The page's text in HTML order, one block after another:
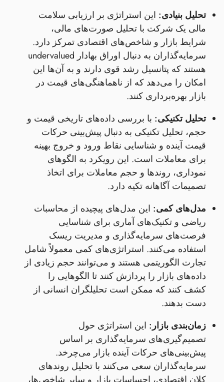
تحلیل بنیادی: این استراتژی بر ارزیابی سلامت
مالی یک شرکت با تحلیل صورت‌های مالی،
شرایط بازار و شاخص‌های اقتصادی تمرکز دارد.
سرمایه‌گذاران به دنبال اوراق بهادار undervalued
هستند که پتانسیل رشد قوی دارند و به آن‌ها این
امکان را می‌دهد که از ناهماهنگی‌های قیمت در
بازار بهره‌برداری کنند.
تحلیل تکنیکی: با بررسی داده‌های تاریخی قیمت و
حجم، تحلیل تکنیکی به دنبال پیش‌بینی حرکات
قیمت آینده و شناسایی نقاط ورود و خروج بهینه
برای معاملات است. این رویکرد به الگوهای
نموداری، روندها و حجم معاملات برای اتخاذ
تصمیمات آگاهانه تکیه دارد.
مدل‌های کمی: این مدل‌های پیچیده از محاسبات
ریاضی و تکنیک‌های آماری برای شناسایی
فرصت‌های سرمایه‌گذاری و مدیریت ریسک
استفاده می‌کنند. استراتژی‌های کمی معمولاً شامل
تجارت الگوریتمی هستند و می‌توانند حجم زیادی از
داده‌های بازار را پردازش کنند تا الگوهایی را
کشف کنند که ممکن است تحلیلگران انسانی از
دست بدهند.
زمان‌بندی بازار: این استراتژی حول
تصمیم‌گیری‌های سرمایه‌گذاری بر اساس
پیش‌بینی‌های حرکات آینده بازار می‌چرخد.
سرمایه‌گذاران سعی می‌کنند با تحلیل روندهای